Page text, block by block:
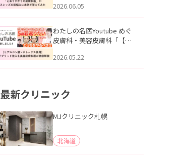
ッズの肌悩みに本気で答え
た。
2026.06.05
わたしの名医Youtube めぐ
皮膚科・美容皮膚科「【ヒ
用】ハイブリッド注入を美
2026.05.22
最新クリニック
MJクリニック札幌
北海道